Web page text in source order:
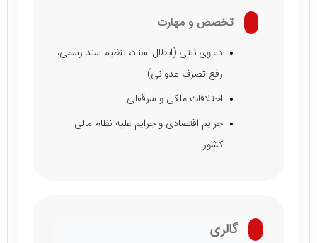
تخصص و مهارت
دعاوی ثبتی (ابطال اسناد، تنظیم سند رسمی،
رفع تصرف عدوانی)
اختلافات ملکی و سرقفلی
جرایم اقتصادی و جرایم علیه نظام مالی
کشور
گالری